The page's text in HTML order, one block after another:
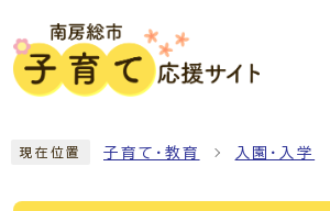
現在位置 子育て・教育 入園・入学